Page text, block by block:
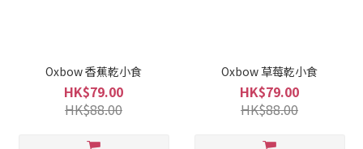
Oxbow 香蕉乾小食
HK$79.00
HK$88.00
Oxbow 草莓乾小食
HK$79.00
HK$88.00